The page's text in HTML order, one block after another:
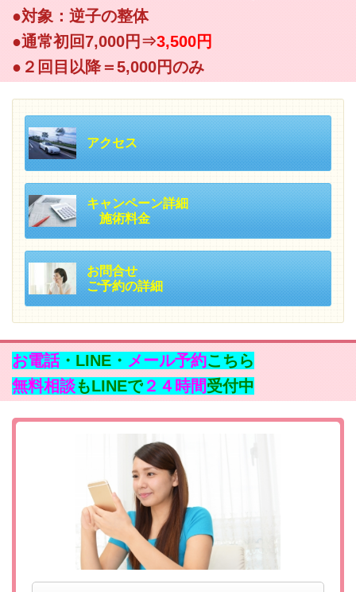
●対象：逆子の整体
●通常初回7,000円⇒3,500円
●２回目以降＝5,000円のみ
アクセス
キャンペーン詳細
施術料金
お問合せ
ご予約の詳細
お電話 ・LINE・ メール予約こちら
無料相談もLINEで ２４時間受付中